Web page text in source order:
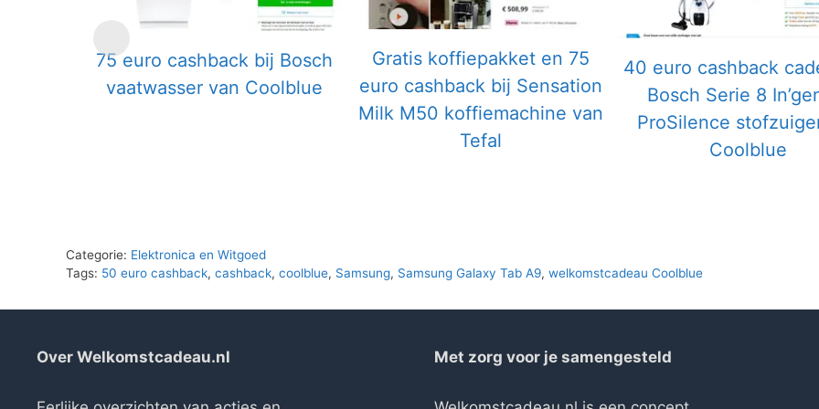
75 euro cashback bij Bosch
vaatwasser van Coolblue
Gratis koffiepakket en 75
euro cashback bij Sensation
Milk M50 koffiemachine van
Tefal
40 euro cashback
Bosch Serie 8
ProSilence
Coolblue
Categorie: Elektronica en Witgoed
Tags: 50 euro cashback, cashback, coolblue, Samsung, Samsung Galaxy Tab A9, welkomstcadeau Coolblue
Over Welkomstcadeau.nl Met zorg voor je samengesteld